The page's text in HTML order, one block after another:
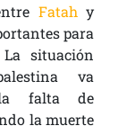
Fatah y
para
situación
va
la falta de
la muerte